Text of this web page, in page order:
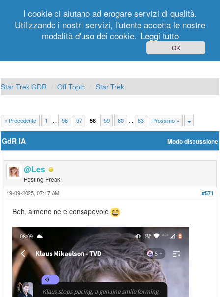
Registrati
Star Trek GDR Off Topic Star Trek
« Precedente 1 ... 56 57 58 59 60 ... 63 Prossimo »
Modo discussione
GdR IA
@Les
Posting Freak
#571
19-09-2025, 07:17 AM
Beh, almeno ne è consapevole
I cookie ci aiutano ad erogare servizi di qualità.
Utilizzando i nostri servizi, l'utente accetta le nostre
modalità d'uso dei cookie. Leggi tutto
OK